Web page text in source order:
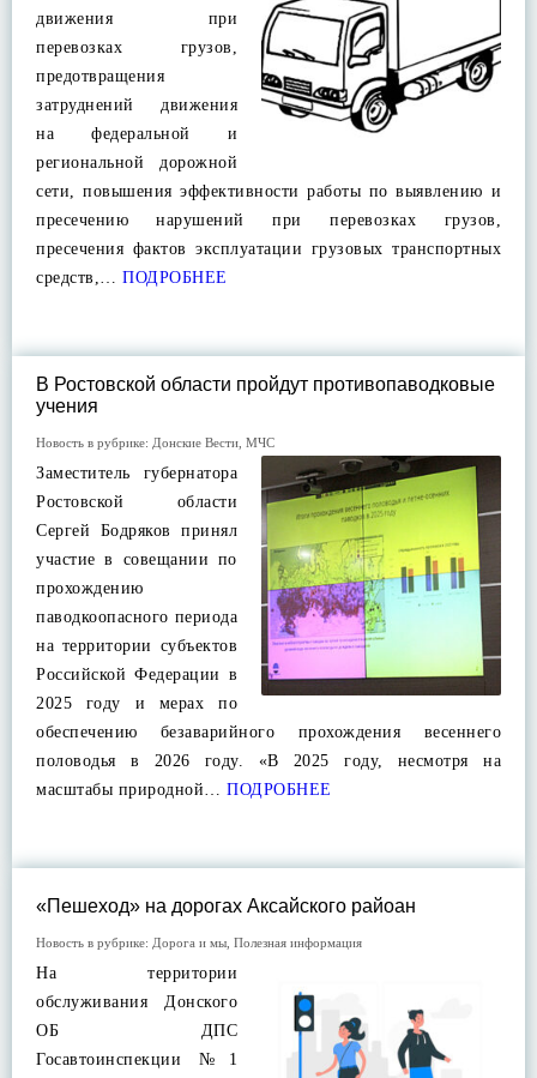
движения при
перевозках грузов,
предотвращения
затруднений движения
на федеральной и
региональной дорожной
сети, повышения эффективности работы по выявлению и
пресечению нарушений при перевозках грузов,
пресечения фактов эксплуатации грузовых транспортных
средств,… ПОДРОБНЕЕ
В Ростовской области пройдут противопаводковые
учения
Новость в рубрике: Донские Вести МЧС
Заместитель губернатора
Ростовской области
Сергей Бодряков принял
участие в совещании по
прохождению
паводкоопасного периода
на территории субъектов
Российской Федерации в
2025 году и мерах по
обеспечению безаварийного прохождения весеннего
половодья в 2026 году. «В 2025 году, несмотря на
масштабы природной… ПОДРОБНЕЕ
«Пешеход» на дорогах Аксайского райоан
Новость в рубрике: Дорога и мы Полезная информация
На территории
обслуживания Донского
ОБ ДПС
Госавтоинспекции №1